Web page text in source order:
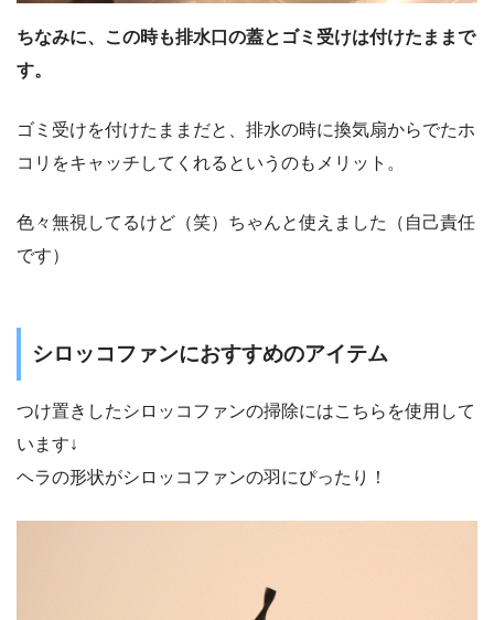
ちなみに、この時も排水口の蓋とゴミ受けは付けたままで
す。
ゴミ受けを付けたままだと、排水の時に換気扇からでたホ
コリをキャッチしてくれるというのもメリット。
色々無視してるけど（笑）ちゃんと使えました（自己責任
です）
シロッコファンにおすすめのアイテム
つけ置きしたシロッコファンの掃除にはこちらを使用して
います↓
ヘラの形状がシロッコファンの羽にぴったり！